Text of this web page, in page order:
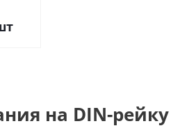
на DIN-рейку